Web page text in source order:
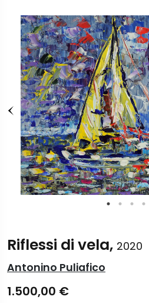
Riflessi di vela, 2020
Antonino Puliafico
1.500,00 €